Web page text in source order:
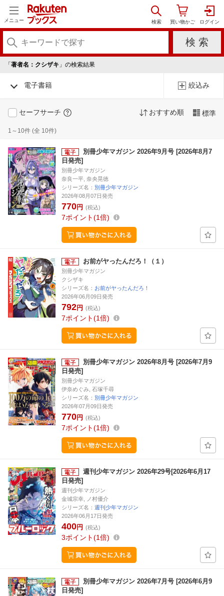
メニュー
「 著者名：クシザキ 」の検索結果
電子書籍 絞込み
セーフサーチ おすすめ順 標準
1～10件 (全 10件)
別冊少年マガジン 2026年9月号 [2026年8月7
日発売]
別冊少年マガジン
奈良一平, 奈央晃徳
シリーズ名： 別冊少年マガジン
2026年08月07日発売
770円 (税込)
7ポイント 1倍
お前がヤったんだろ！（１）
別冊少年マガジン
クシザキ
シリーズ名： お前がヤったんだろ！
2026年06月09日発売
792円 (税込)
7ポイント 1倍
別冊少年マガジン 2026年8月号 [2026年7月9
日発売]
別冊少年マガジン
伊奈めぐみ, 石塚千尋
シリーズ名： 別冊少年マガジン
2026年07月09日発売
770円 (税込)
7ポイント 1倍
週刊少年マガジン 2026年29号[2026年6月17
日発売]
週刊少年マガジン
金城宗幸, ノ村優介
シリーズ名： 週刊少年マガジン
2026年06月17日発売
400円 (税込)
3ポイント 1倍
別冊少年マガジン 2026年7月号 [2026年6月9
日発売]